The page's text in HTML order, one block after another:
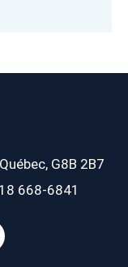
G8B 2B7
668-6841